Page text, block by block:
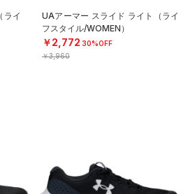
ライ
UAアーマー スライド ライト（ライ
フスタイル/WOMEN）
￥2,772 30%OFF
￥3,960